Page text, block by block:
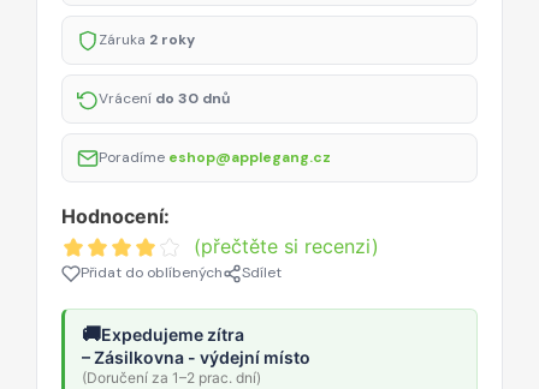
Záruka 2 roky
Vrácení do 30 dnů
Poradíme eshop@applegang.cz
Hodnocení:
(přečtěte si recenzi)
Přidat do oblíbených Sdílet
🚚Expedujeme zítra
– Zásilkovna - výdejní místo
(Doručení za 1–2 prac. dní)